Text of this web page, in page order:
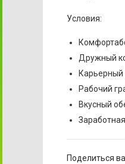
Условия:
Дружный
Карьерный
Рабочий
Вкусный
Поделиться